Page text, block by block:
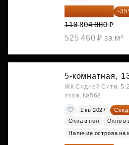
77 873 172 ₽ -
119 804 880 ₽
525 460 ₽ за м²
5-комнатная,
ЖК Сидней Сити, 5.2
этаж, №568
1 кв 2027
Окна в пол
Окно в
Наличие острова на